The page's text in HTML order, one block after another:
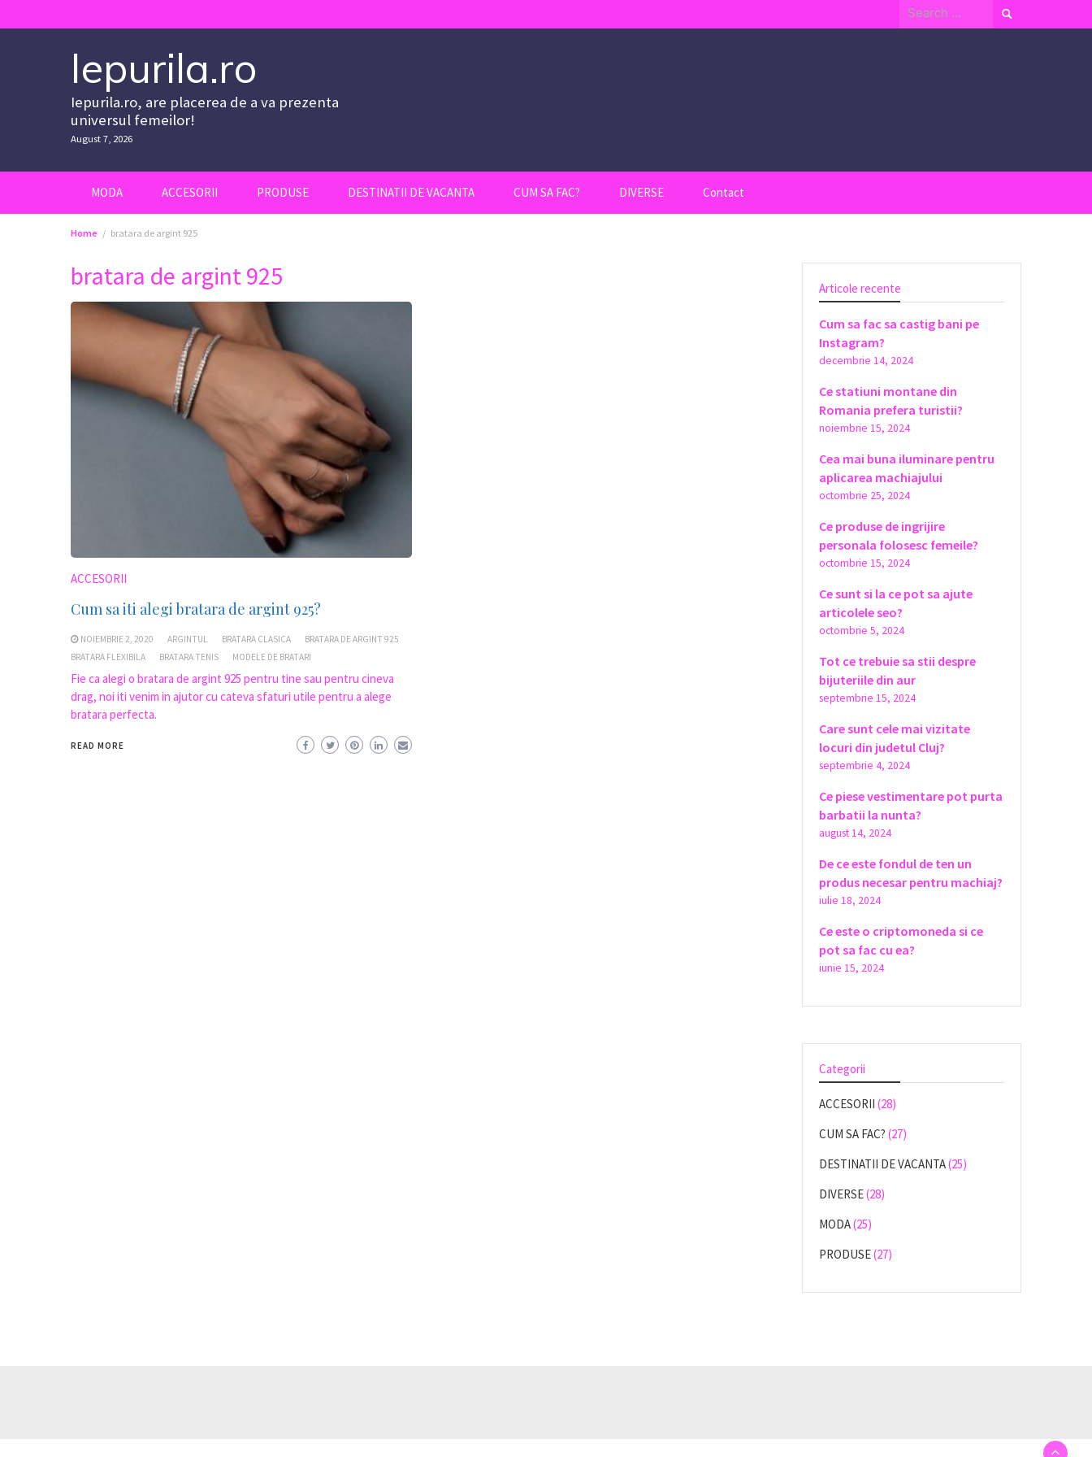
to
Search
for:
Iepurila.ro
Iepurila.ro, are placerea de a va prezenta
universul femeilor!
August 7, 2026
MODA ACCESORII PRODUSE DESTINATII DE VACANTA CUM SA FAC? DIVERSE Contact
Home bratara de argint 925
bratara de argint 925
ACCESORII
Cum sa iti alegi bratara de argint 925?
NOIEMBRIE 2, 2020 ARGINTUL BRATARA CLASICA
BRATARA DE ARGINT 925
BRATARA FLEXIBILA
BRATARA TENIS MODELE DE BRATARI
Fie ca alegi o bratara de argint 925 pentru tine sau pentru cineva
drag, noi iti venim in ajutor cu cateva sfaturi utile pentru a alege
bratara perfecta.
READ MORE
Articole recente
Cum sa fac sa castig bani pe
Instagram?
decembrie 14, 2024
Ce statiuni montane din
Romania prefera turistii?
noiembrie 15, 2024
Cea mai buna iluminare pentru
aplicarea machiajului
octombrie 25, 2024
Ce produse de ingrijire
personala folosesc femeile?
octombrie 15, 2024
Ce sunt si la ce pot sa ajute
articolele seo?
octombrie 5, 2024
Tot ce trebuie sa stii despre
bijuteriile din aur
septembrie 15, 2024
Care sunt cele mai vizitate
locuri din judetul Cluj?
septembrie 4, 2024
Ce piese vestimentare pot purta
barbatii la nunta?
august 14, 2024
De ce este fondul de ten un
produs necesar pentru machiaj?
iulie 18, 2024
Ce este o criptomoneda si ce
pot sa fac cu ea?
iunie 15, 2024
Categorii
ACCESORII (28)
CUM SA FAC? (27)
DESTINATII DE VACANTA(25)
DIVERSE(28)
MODA(25)
PRODUSE(27)